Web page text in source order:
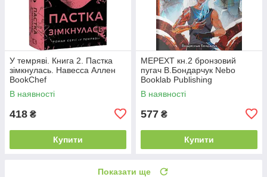
У темряві. Книга 2. Пастка
зімкнулась. Навесса Аллен
BookChef
В наявності
418 ₴
Купити
МЕРЕХТ кн.2 бронзовий
пугач В.Бондарчук Nebo
Booklab Publishing
В наявності
577 ₴
Купити
Показати ще